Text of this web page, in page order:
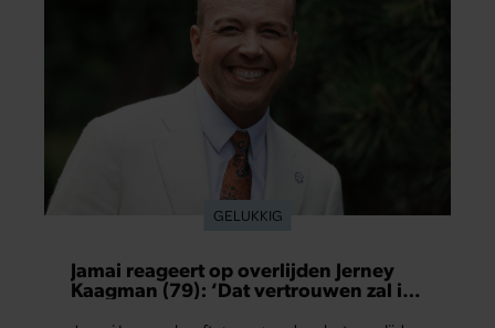
GELUKKIG
Jamai reageert op overlijden Jerney
Kaagman (79): ‘Dat vertrouwen zal ik
nooit vergeten’